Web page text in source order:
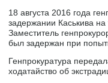
18 августа 2016 года
задержании Каськива
Заместитель
был задержан при
Генпрокуратура
ходатайство об